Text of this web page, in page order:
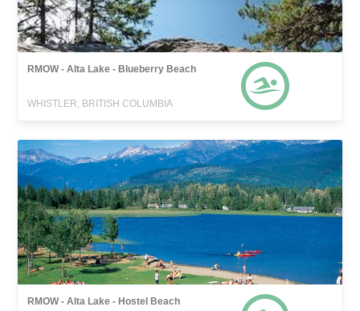
RMOW - Alta Lake - Blueberry Beach
WHISTLER, BRITISH COLUMBIA
RMOW - Alta Lake - Hostel Beach